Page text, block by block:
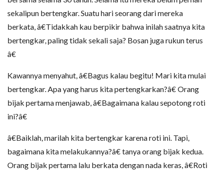
sekalipun bertengkar. Suatu hari seorang dari mereka
berkata, â€Tidakkah kau berpikir bahwa inilah saatnya kita
bertengkar, paling tidak sekali saja? Bosan juga rukun terus
â€
Kawannya menyahut, â€Bagus kalau begitu! Mari kita mulai
bertengkar. Apa yang harus kita pertengkarkan?â€ Orang
bijak pertama menjawab, â€Bagaimana kalau sepotong roti
ini?â€
â€Baiklah, marilah kita bertengkar karena roti ini. Tapi,
bagaimana kita melakukannya?â€ tanya orang bijak kedua.
Orang bijak pertama lalu berkata dengan nada keras, â€Roti